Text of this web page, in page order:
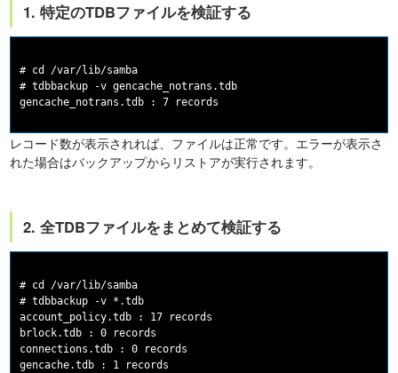
1. 特定のTDBファイルを検証する
# cd /var/lib/samba
# tdbbackup -v gencache_notrans.tdb
レコード数が表示されれば、ファイルは正常です。エラーが表示さ
れた場合はバックアップからリストアが実行されます。
2. 全TDBファイルをまとめて検証する
# cd /var/lib/samba
# tdbbackup -v *.tdb
account_policy.tdb : 17 records
brlock.tdb : 0 records
connections.tdb : 0 records
gencache.tdb : 1 records